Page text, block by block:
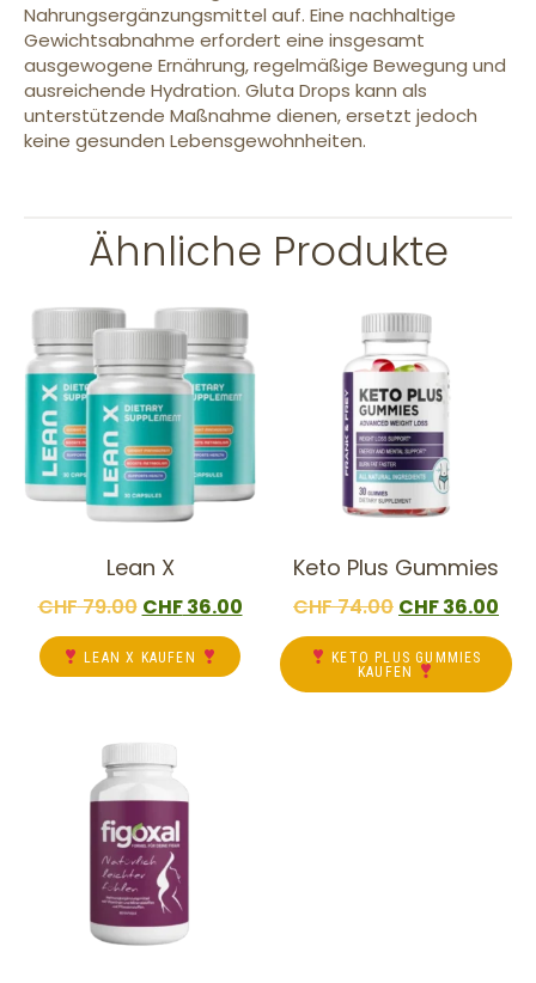
Nahrungsergänzungsmittel auf. Eine nachhaltige
Gewichtsabnahme erfordert eine insgesamt
ausgewogene Ernährung, regelmäßige Bewegung und
ausreichende Hydration. Gluta Drops kann als
unterstützende Maßnahme dienen, ersetzt jedoch
keine gesunden Lebensgewohnheiten.
Ähnliche Produkte
Lean X
CHF79.00 CHF36.00
LEAN X KAUFEN
Keto Plus Gummies
CHF74.00 CHF36.00
KETO PLUS GUMMIES
KAUFEN